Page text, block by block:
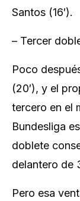
Santos (16′).
– Tercer
Poco
(20′), y el
tercero en el
Bundesliga
doblete
delantero de
Pero esa